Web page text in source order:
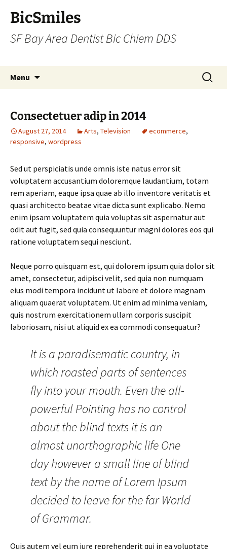
BicSmiles
SF Bay Area Dentist Bic Chiem DDS
Menu
Search
for:
Consectetuer adip in 2014
August 27, 2014 Arts, Television ecommerce,
responsive, wordpress
Sed ut perspiciatis unde omnis iste natus error sit
voluptatem accusantium doloremque laudantium, totam
rem aperiam, eaque ipsa quae ab illo inventore veritatis et
quasi architecto beatae vitae dicta sunt explicabo. Nemo
enim ipsam voluptatem quia voluptas sit aspernatur aut
odit aut fugit, sed quia consequuntur magni dolores eos qui
ratione voluptatem sequi nesciunt.
Neque porro quisquam est, qui dolorem ipsum quia dolor sit
amet, consectetur, adipisci velit, sed quia non numquam
eius modi tempora incidunt ut labore et dolore magnam
aliquam quaerat voluptatem. Ut enim ad minima veniam,
quis nostrum exercitationem ullam corporis suscipit
laboriosam, nisi ut aliquid ex ea commodi consequatur?
It is a paradisematic country, in
which roasted parts of sentences
fly into your mouth. Even the all-
powerful Pointing has no control
about the blind texts it is an
almost unorthographic life One
day however a small line of blind
text by the name of Lorem Ipsum
decided to leave for the far World
of Grammar.
Quis autem vel eum iure reprehenderit qui in ea voluptate